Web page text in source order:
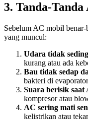
3. Tanda-
Sebelum AC mobil benar-
yang muncul:
Udara tidak
kurang atau ada
Bau tidak sedap
bakteri di
Suara berisik saat
kompresor atau
AC sering mati
kelistrikan atau